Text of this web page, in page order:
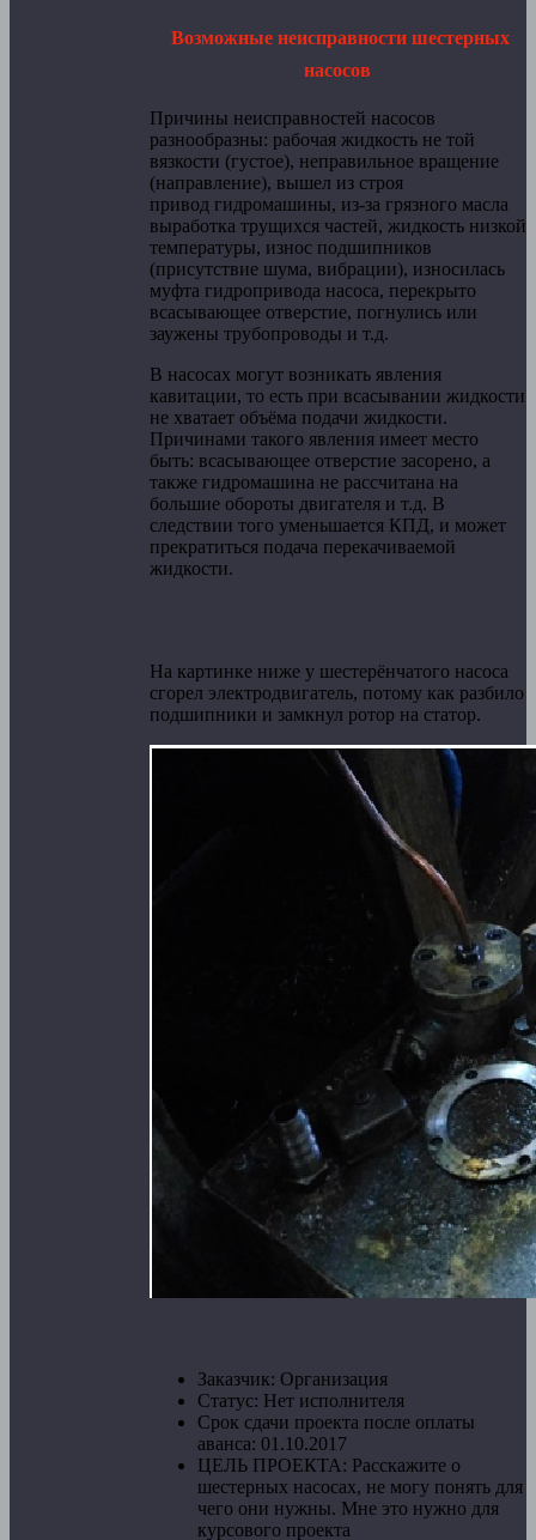
Возможные неисправности шестерных
насосов
Причины неисправностей насосов
разнообразны: рабочая жидкость не той
вязкости (густое), неправильное вращение
(направление), вышел из строя
привод гидромашины, из-за грязного масла
выработка трущихся частей, жидкость низкой
температуры, износ подшипников
(присутствие шума, вибрации), износилась
муфта гидропривода насоса, перекрыто
всасывающее отверстие, погнулись или
заужены трубопроводы и т.д.
В насосах могут возникать явления
кавитации, то есть при всасывании жидкости
не хватает объёма подачи жидкости.
Причинами такого явления имеет место
быть: всасывающее отверстие засорено, а
также гидромашина не рассчитана на
большие обороты двигателя и т.д. В
следствии того уменьшается КПД, и может
прекратиться подача перекачиваемой
жидкости.
На картинке ниже у шестерёнчатого насоса
сгорел электродвигатель, потому как разбило
подшипники и замкнул ротор на статор.
Заказчик: Организация
Статус: Нет исполнителя
Срок сдачи проекта после оплаты
аванса: 01.10.2017
ЦЕЛЬ ПРОЕКТА: Расскажите о
шестерных насосах, не могу понять для
чего они нужны. Мне это нужно для
курсового проекта